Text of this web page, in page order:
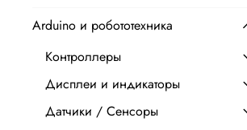
Arduino и робототехника
Контроллеры
Дисплеи и индикаторы
Датчики / Сенсоры